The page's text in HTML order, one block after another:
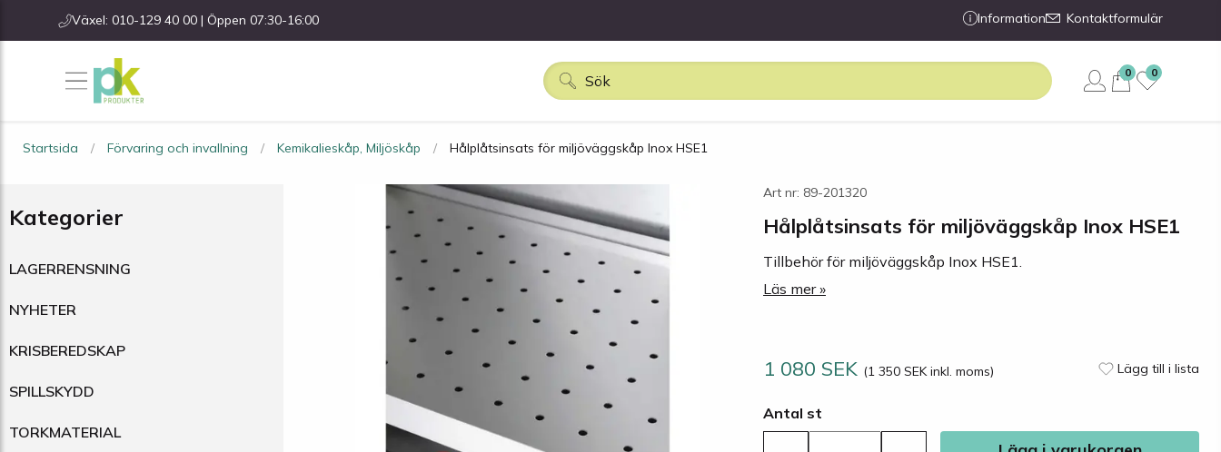
Växel: 010-129 40 00 | Öppen 07:30-16:00 Information Kontaktformulär
0 0
Startsida Förvaring och invallning Kemikalieskåp, Miljöskåp Hålplåtsinsats för miljöväggskåp Inox HSE1
Kategorier
LAGERRENSNING
NYHETER
KRISBEREDSKAP
SPILLSKYDD
TORKMATERIAL
Art nr: 89-201320
Hålplåtsinsats för miljöväggskåp Inox HSE1
Tillbehör för miljöväggskåp Inox HSE1.
Läs mer »
1 080 SEK (1 350 SEK inkl. moms) Lägg till i lista
Antal st